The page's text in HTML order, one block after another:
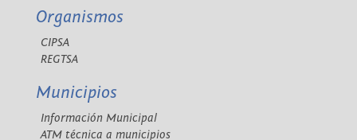
Organismos
CIPSA
REGTSA
Municipios
Información Municipal
ATM técnica a municipios